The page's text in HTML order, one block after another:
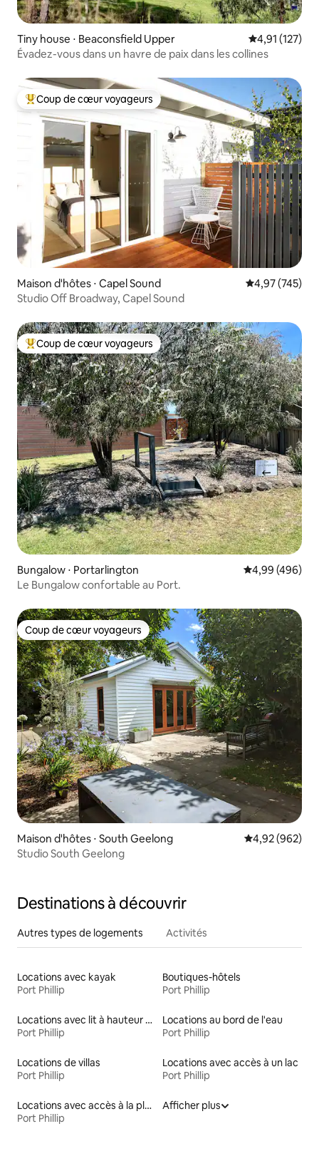
Tiny house ⋅ Beaconsfield Upper Évaluation
4,91 (127)
Évadez-vous dans un havre de paix dans les collines
Coups de cœur voyageurs les plus appréciés
Coup de cœur voyageurs
Maison d'hôtes ⋅ Capel Sound Évaluation
4,97 (745)
Studio Off Broadway, Capel Sound
Coups de cœur voyageurs les plus appréciés
Coup de cœur voyageurs
Bungalow ⋅ Portarlington Évaluation
4,99 (496)
Le Bungalow confortable au Port.
Coup de cœur voyageurs
Coup de cœur voyageurs
Maison d'hôtes ⋅ South Geelong Évaluation
4,92 (962)
Studio South Geelong
Destinations à découvrir
Autres types de logements Activités
Locations avec kayak
Port Phillip
Boutiques-hôtels
Port Phillip
Locations avec lit à hauteur adaptée
Port Phillip
Locations au bord de l'eau
Port Phillip
Locations de villas
Port Phillip
Locations avec accès à un lac
Port Phillip
Locations avec accès à la plage
Port Phillip
Afficher plus